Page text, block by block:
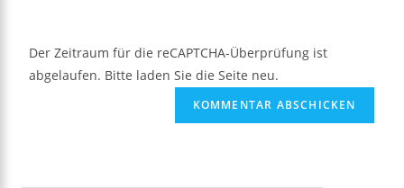
Der Zeitraum für die reCAPTCHA-Überprüfung ist
abgelaufen. Bitte laden Sie die Seite neu.